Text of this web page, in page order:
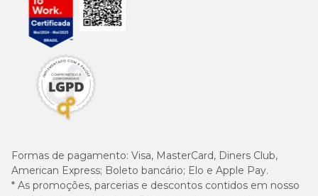
Formas de pagamento: Visa, MasterCard, Diners Club,
American Express; Boleto bancário; Elo e Apple Pay.
* As promoções, parcerias e descontos contidos em nosso